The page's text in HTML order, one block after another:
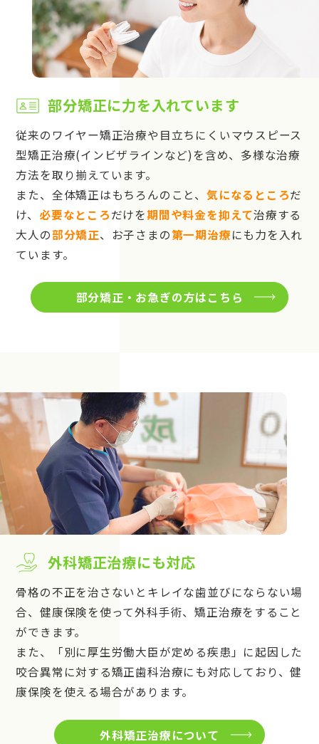
部分矯正に力を入れています
従来のワイヤー矯正治療や目立ちにくいマウスピース
型矯正治療(インビザラインなど)を含め、多様な治療
方法を取り揃えています。
また、全体矯正はもちろんのこと、 気になるところだ
け、 必要なところだけを期間や料金を抑えて治療する
大人の部分矯正、お子さまの第一期治療にも力を入れ
ています。
部分矯正・お急ぎの方はこちら
外科矯正治療にも対応
骨格の不正を治さないとキレイな歯並びにならない場
合、健康保険を使って外科手術、矯正治療をすること
ができます。
また、「別に厚生労働大臣が定める疾患」に起因した
咬合異常に対する矯正歯科治療にも対応しており、健
康保険を使える場合があります。
外科矯正治療について